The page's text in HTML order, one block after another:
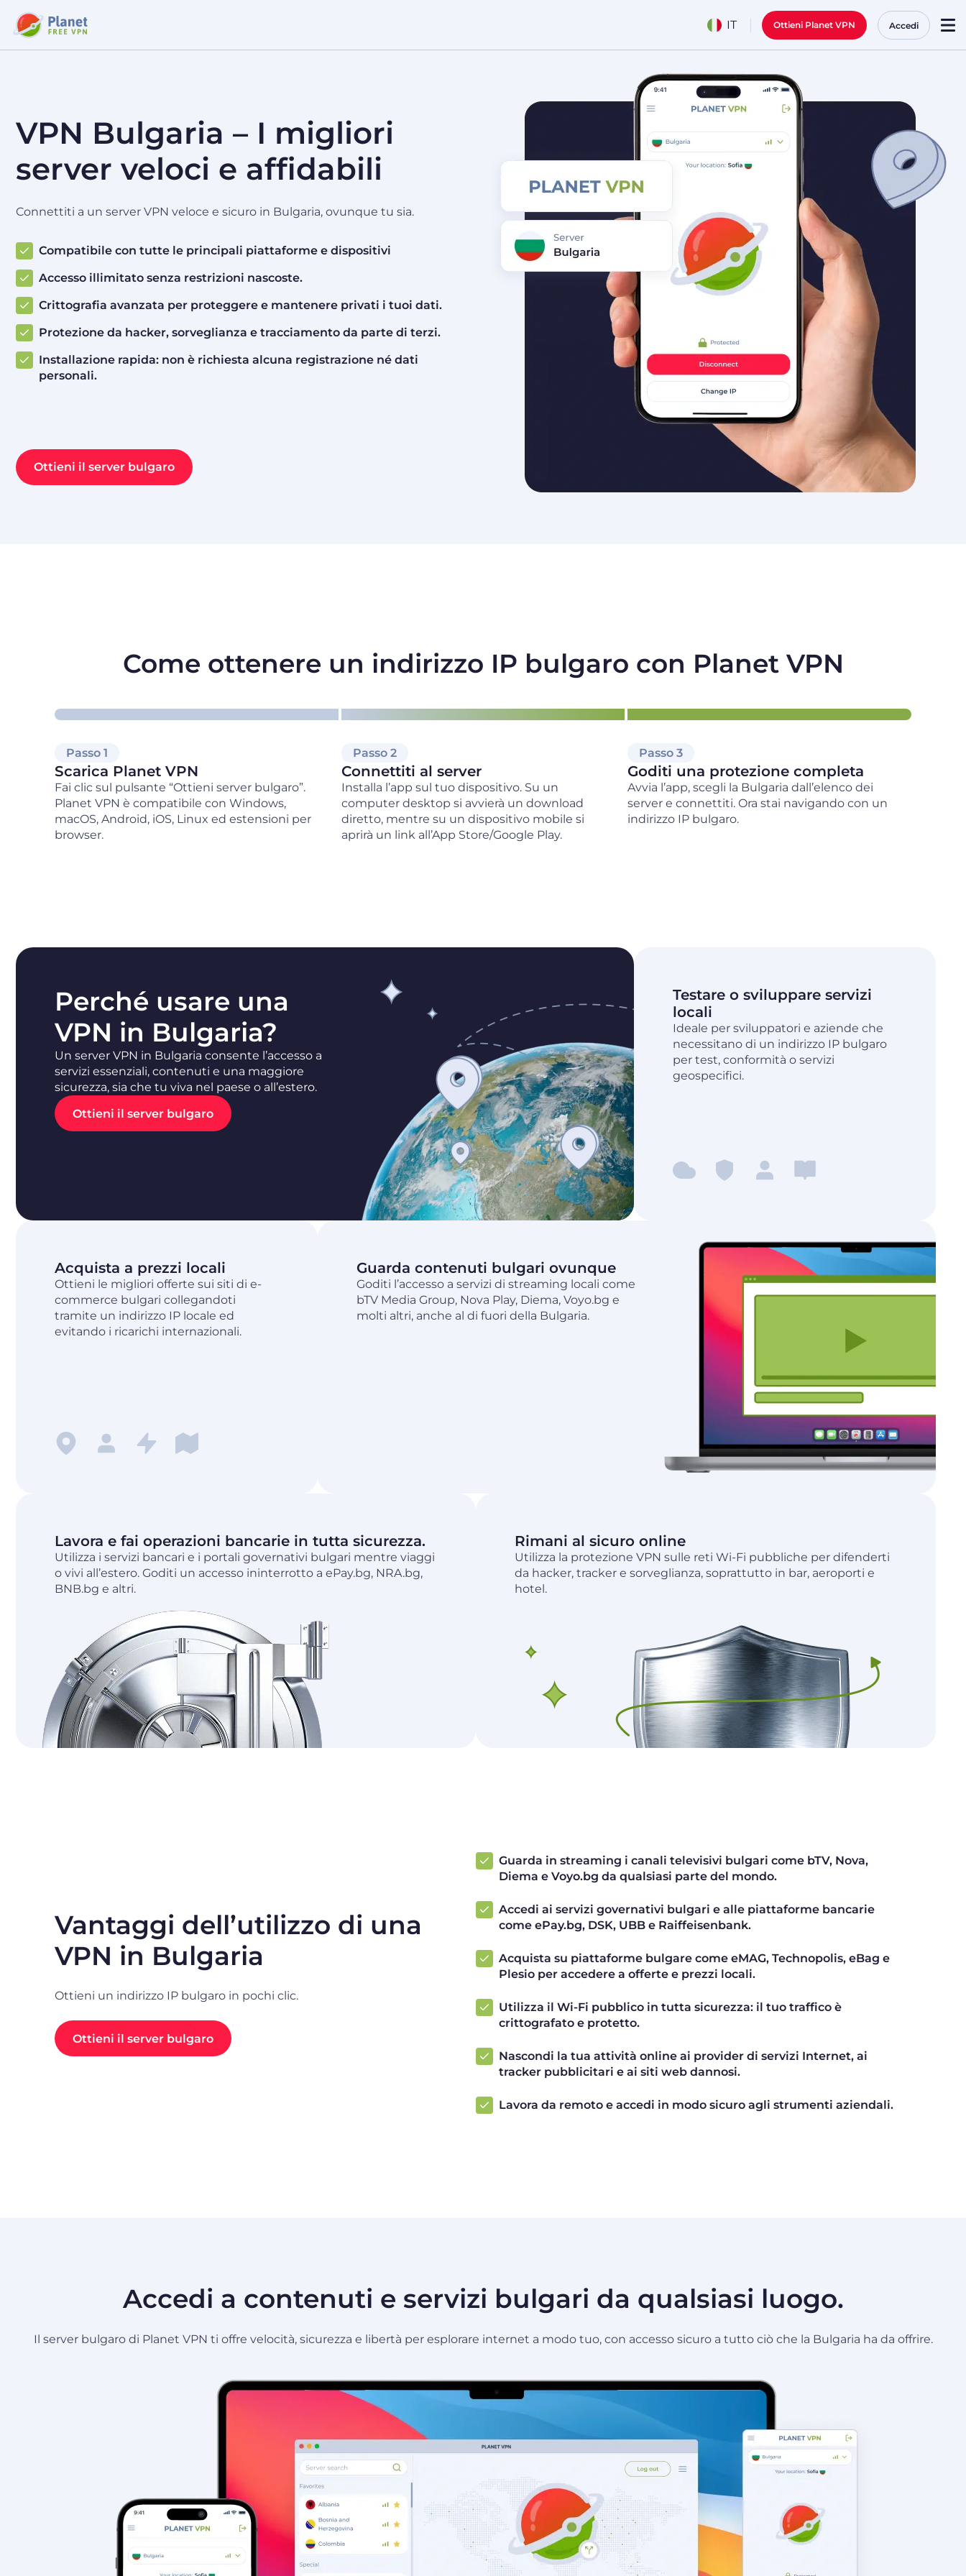
IT Ottieni Planet VPN Accedi
VPN Bulgaria – I migliori
server veloci e affidabili
Connettiti a un server VPN veloce e sicuro in Bulgaria, ovunque tu sia.
Compatibile con tutte le principali piattaforme e dispositivi
Accesso illimitato senza restrizioni nascoste.
Crittografia avanzata per proteggere e mantenere privati ​​i tuoi dati.
Protezione da hacker, sorveglianza e tracciamento da parte di terzi.
Installazione rapida: non è richiesta alcuna registrazione né dati
personali.
Ottieni il server bulgaro
Come ottenere un indirizzo IP bulgaro con Planet VPN
Passo 1
Scarica Planet VPN
Fai clic sul pulsante “Ottieni server bulgaro”.
Planet VPN è compatibile con Windows,
macOS, Android, iOS, Linux ed estensioni per
browser.
Passo 2
Connettiti al server
Installa l’app sul tuo dispositivo. Su un
computer desktop si avvierà un download
diretto, mentre su un dispositivo mobile si
aprirà un link all’App Store/Google Play.
Passo 3
Goditi una protezione completa
Avvia l’app, scegli la Bulgaria dall’elenco dei
server e connettiti. Ora stai navigando con un
indirizzo IP bulgaro.
Perché usare una
VPN in Bulgaria?
Un server VPN in Bulgaria consente l’accesso a
servizi essenziali, contenuti e una maggiore
sicurezza, sia che tu viva nel paese o all’estero.
Ottieni il server bulgaro
Testare o sviluppare servizi
locali
Ideale per sviluppatori e aziende che
necessitano di un indirizzo IP bulgaro
per test, conformità o servizi
geospecifici.
Acquista a prezzi locali
Ottieni le migliori offerte sui siti di e-
commerce bulgari collegandoti
tramite un indirizzo IP locale ed
evitando i ricarichi internazionali.
Guarda contenuti bulgari ovunque
Goditi l’accesso a servizi di streaming locali come
bTV Media Group, Nova Play, Diema, Voyo.bg e
molti altri, anche al di fuori della Bulgaria.
Lavora e fai operazioni bancarie in tutta sicurezza.
Utilizza i servizi bancari e i portali governativi bulgari mentre viaggi
o vivi all’estero. Goditi un accesso ininterrotto a ePay.bg, NRA.bg,
BNB.bg e altri.
Rimani al sicuro online
Utilizza la protezione VPN sulle reti Wi-Fi pubbliche per difenderti
da hacker, tracker e sorveglianza, soprattutto in bar, aeroporti e
hotel.
Vantaggi dell’utilizzo di una
VPN in Bulgaria
Ottieni un indirizzo IP bulgaro in pochi clic.
Ottieni il server bulgaro
Guarda in streaming i canali televisivi bulgari come bTV, Nova,
Diema e Voyo.bg da qualsiasi parte del mondo.
Accedi ai servizi governativi bulgari e alle piattaforme bancarie
come ePay.bg, DSK, UBB e Raiffeisenbank.
Acquista su piattaforme bulgare come eMAG, Technopolis, eBag e
Plesio per accedere a offerte e prezzi locali.
Utilizza il Wi-Fi pubblico in tutta sicurezza: il tuo traffico è
crittografato e protetto.
Nascondi la tua attività online ai provider di servizi Internet, ai
tracker pubblicitari e ai siti web dannosi.
Lavora da remoto e accedi in modo sicuro agli strumenti aziendali.
Accedi a contenuti e servizi bulgari da qualsiasi luogo.
Il server bulgaro di Planet VPN ti offre velocità, sicurezza e libertà per esplorare internet a modo tuo, con accesso sicuro a tutto ciò che la Bulgaria ha da offrire.